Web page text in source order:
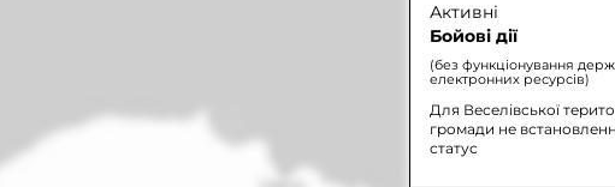
Активні
Бойові дії
(без функціонування
електронних ресурсів)
Для Веселівської
громади не
статус